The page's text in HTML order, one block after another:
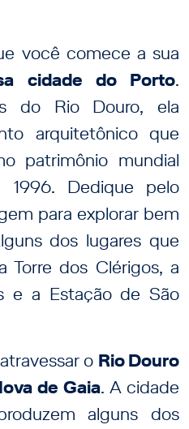
você comece a sua
cidade do Porto.
do Rio Douro, ela
arquitetônico que
patrimônio mundial
1996. Dedique pelo
para explorar bem
dos lugares que
Torre dos Clérigos, a
e a Estação de São
o Rio Douro
de Gaia. A cidade
alguns dos